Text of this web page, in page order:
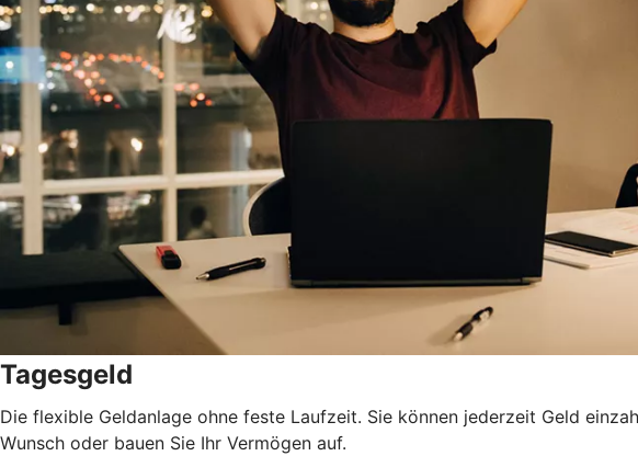
Tagesgeld
Die flexible Geldanlage ohne feste Laufzeit. Sie können jederzeit Geld
Wunsch oder bauen Sie Ihr Vermögen auf.